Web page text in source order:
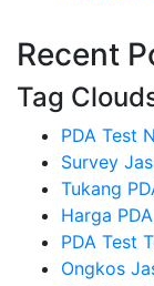
Recent
Tag
PDA Test
Survey
Tukang
Harga
PDA Test
Ongkos